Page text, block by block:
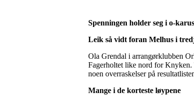
Spenningen holder seg i o-
Leik så vidt foran Melhus i
Ola Grendal i arrangørklubben
Fagerholtet like nord for Knyken.
noen overraskelser på
Mange i de korteste løypene